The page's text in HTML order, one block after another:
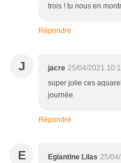
trois ! tu nous en
Répondre
J jacre 25/04/2021
super jolie ces
journée
Répondre
E Eglantine Lilas 25/